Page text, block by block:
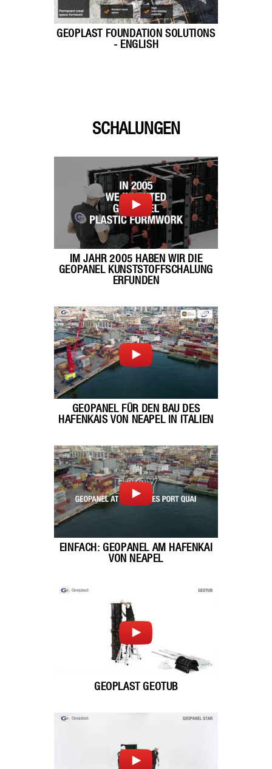
GEOPLAST FOUNDATION SOLUTIONS
- ENGLISH
SCHALUNGEN
IM JAHR 2005 HABEN WIR DIE
GEOPANEL KUNSTSTOFFSCHALUNG
ERFUNDEN
GEOPANEL FÜR DEN BAU DES
HAFENKAIS VON NEAPEL IN ITALIEN
EINFACH: GEOPANEL AM HAFENKAI
VON NEAPEL
GEOPLAST GEOTUB